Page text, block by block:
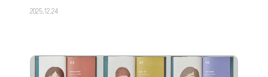
2025.12.24